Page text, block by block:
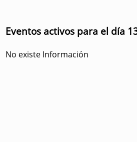
Eventos activos para el día
No existe Información